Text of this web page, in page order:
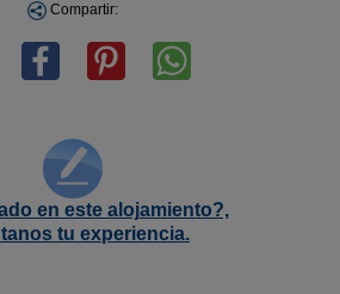
Compartir:
en este alojamiento?,
tu experiencia.